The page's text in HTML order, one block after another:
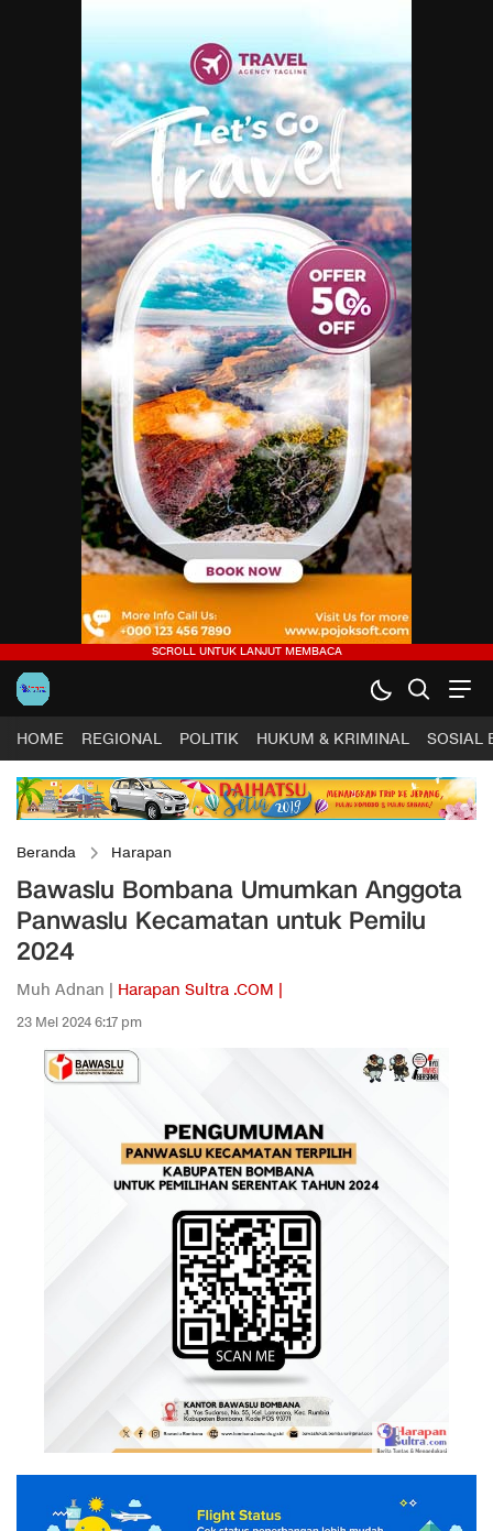
HOME REGIONAL POLITIK HUKUM & KRIMINAL SOSIAL
Beranda Harapan
Bawaslu Bombana Umumkan Anggota
Panwaslu Kecamatan untuk Pemilu
2024
Muh Adnan | Harapan Sultra .COM |
23 Mei 2024 6:17 pm